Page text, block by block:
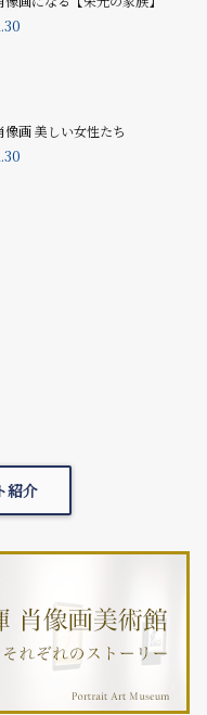
像画 美しい女性たち
紹介